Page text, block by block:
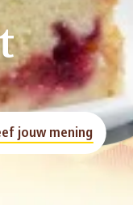
jouw mening